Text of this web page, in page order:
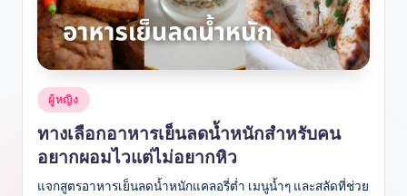
Posted
in
ผู้หญิง
ทางเลือกอาหารเย็นลดน้ำหนักสำหรับคน
อยากผอมไวแต่ไม่อยากหิว
แจกสูตรอาหารเย็นลดน้ำหนักแคลอรี่ต่ำ เมนูน้ำๆ และสลัดที่ช่วย